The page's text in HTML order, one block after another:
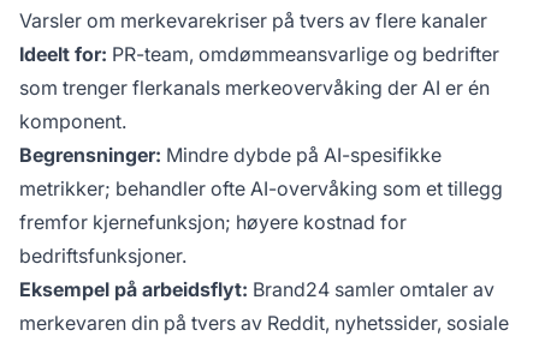
Varsler om merkevarekriser på tvers av flere kanaler
Ideelt for: PR-team, omdømmeansvarlige og bedrifter
som trenger flerkanals merkeovervåking der AI er én
komponent.
Begrensninger: Mindre dybde på AI-spesifikke
metrikker; behandler ofte AI-overvåking som et tillegg
fremfor kjernefunksjon; høyere kostnad for
bedriftsfunksjoner.
Eksempel på arbeidsflyt: Brand24 samler omtaler av
merkevaren din på tvers av Reddit, nyhetssider, sosiale